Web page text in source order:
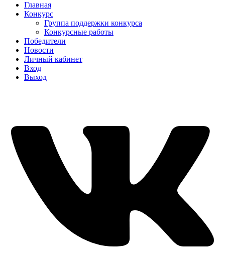
Главная
Конкурс
Группа поддержки конкурса
Конкурсные работы
Победители
Новости
Личный кабинет
Вход
Выход